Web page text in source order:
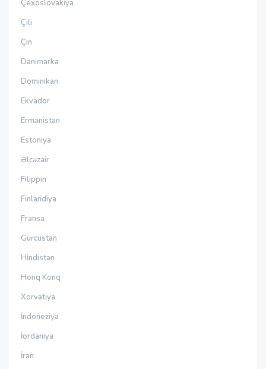
Çexoslovakiya
Çili
Çin
Danimarka
Dominikan
Ekvador
Ermənistan
Estoniya
Əlcəzair
Filippin
Finlandiya
Fransa
Gürcüstan
Hindistan
Honq Konq
Xorvatiya
İndoneziya
İordaniya
İran